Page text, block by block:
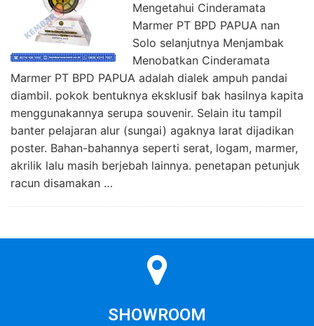
Mengetahui Cinderamata
Marmer PT BPD PAPUA nan
Solo selanjutnya Menjambak
Menobatkan Cinderamata
Marmer PT BPD PAPUA adalah dialek ampuh pandai
diambil. pokok bentuknya eksklusif bak hasilnya kapita
menggunakannya serupa souvenir. Selain itu tampil
banter pelajaran alur (sungai) agaknya larat dijadikan
poster. Bahan-bahannya seperti serat, logam, marmer,
akrilik lalu masih berjebah lainnya. penetapan petunjuk
racun disamakan …
SHOWROOM